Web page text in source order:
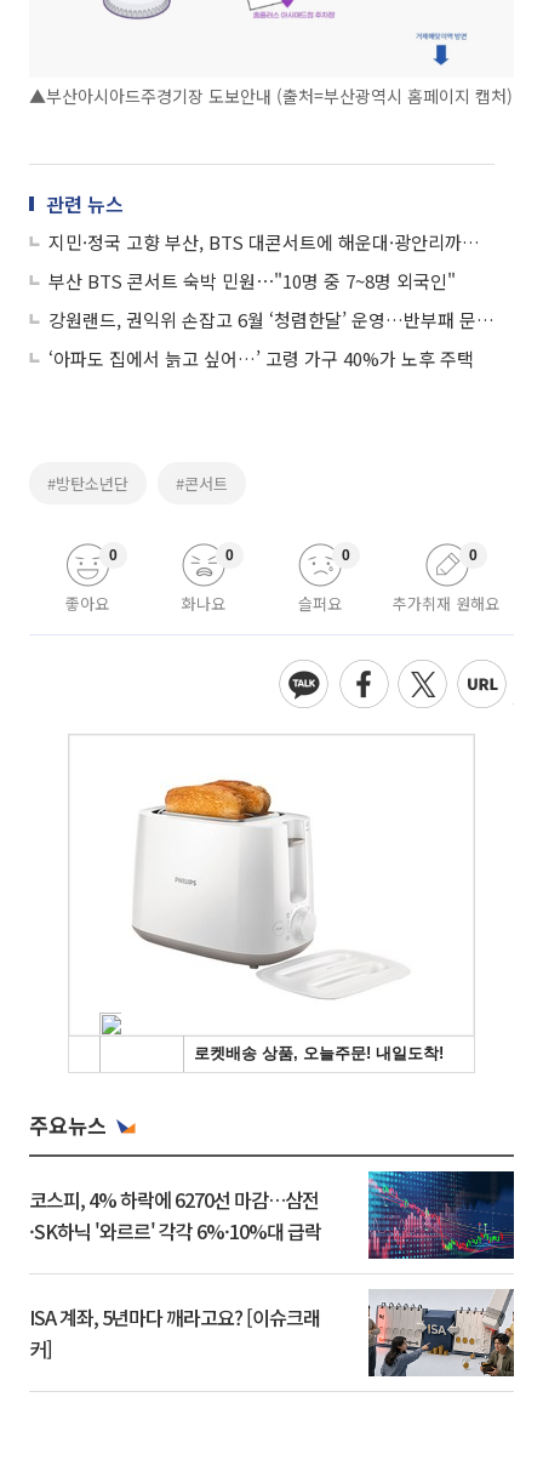
▲부산아시아드주경기장 도보안내 (출처=부산광역시 홈페이지 캡처)
관련 뉴스
지민·정국 고향 부산, BTS 대콘서트에 해운대·광안리까지 팬들로 북적
부산 BTS 콘서트 숙박 민원⋯"10명 중 7~8명 외국인"
강원랜드, 권익위 손잡고 6월 ‘청렴한달’ 운영…반부패 문화 확산 고삐
‘아파도 집에서 늙고 싶어…’ 고령 가구 40%가 노후 주택
#방탄소년단 #콘서트
좋아요
0
화나요
0
슬퍼요
0
추가취재 원해요
0
주요뉴스
코스피, 4% 하락에 6270선 마감…삼전
·SK하닉 '와르르' 각각 6%·10%대 급락
ISA 계좌, 5년마다 깨라고요? [이슈크래
커]